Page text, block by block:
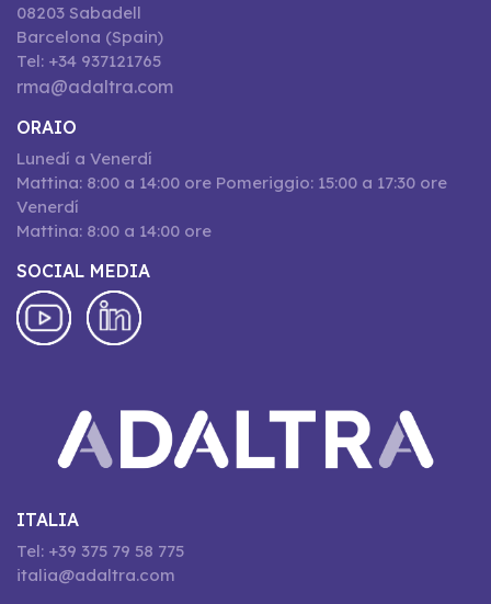
08203 Sabadell
Barcelona (Spain)
Tel: +34 937121765
rma@adaltra.com
ORAIO
Lunedí a Venerdí
Mattina: 8:00 a 14:00 ore Pomeriggio: 15:00 a 17:30 ore
Venerdí
Mattina: 8:00 a 14:00 ore
SOCIAL MEDIA
ITALIA
Tel: +39 375 79 58 775
italia@adaltra.com